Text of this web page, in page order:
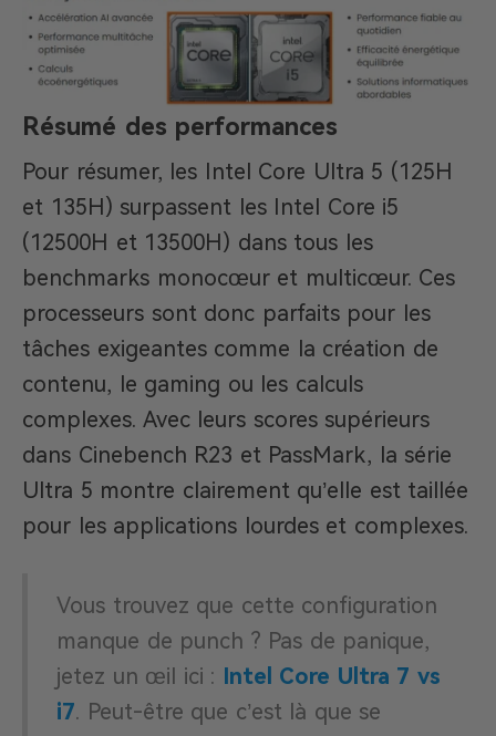
Résumé des performances
Pour résumer, les Intel Core Ultra 5 (125H
et 135H) surpassent les Intel Core i5
(12500H et 13500H) dans tous les
benchmarks monocœur et multicœur. Ces
processeurs sont donc parfaits pour les
tâches exigeantes comme la création de
contenu, le gaming ou les calculs
complexes. Avec leurs scores supérieurs
dans Cinebench R23 et PassMark, la série
Ultra 5 montre clairement qu’elle est taillée
pour les applications lourdes et complexes.
Vous trouvez que cette configuration
manque de punch ? Pas de panique,
jetez un œil ici : Intel Core Ultra 7 vs
i7. Peut-être que c’est là que se